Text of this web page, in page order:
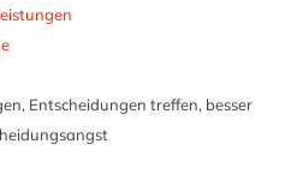
Entscheidungen treffen, besser